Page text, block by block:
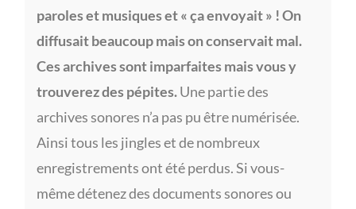
paroles et musiques et « ça envoyait » !On
diffusait beaucoup mais on conservait mal.
Ces archives sont imparfaites mais vous y
trouverez des pépites.Une partie des
archives sonores n’a pas pu être numérisée.
Ainsi tous les jingles et de nombreux
enregistrements ont été perdus. Si vous-
même détenez des documents sonores ou